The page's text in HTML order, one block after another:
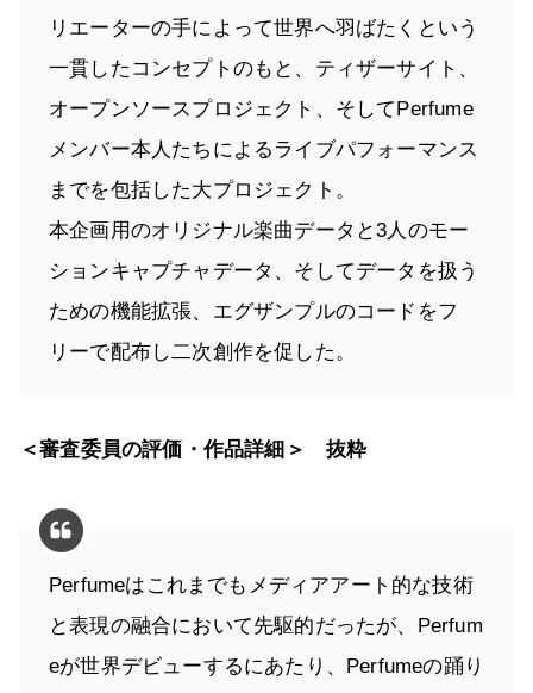
リエーターの手によって世界へ羽ばたくという
一貫したコンセプトのもと、ティザーサイト、
オープンソースプロジェクト、そしてPerfume
メンバー本人たちによるライブパフォーマンス
までを包括した大プロジェクト。
本企画用のオリジナル楽曲データと3人のモー
ションキャプチャデータ、そしてデータを扱う
ための機能拡張、エグザンプルのコードをフ
リーで配布し二次創作を促した。
＜審査委員の評価・作品詳細＞ 抜粋
Perfumeはこれまでもメディアアート的な技術
と表現の融合において先駆的だったが、Perfum
eが世界デビューするにあたり、Perfumeの踊り